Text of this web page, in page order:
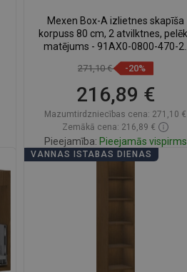
Mexen Box-A izlietnes skapīša
korpuss 80 cm, 2 atvilktnes,
matējums - 91AX0-0800-470-2-
62
271,10 € -20%
216,89 €
Mazumtirdzniecības cena: 271,10 €
Zemākā cena: 216,89 €
Pieejamība: Pieejamās vispirms
VANNAS ISTABAS DIENAS